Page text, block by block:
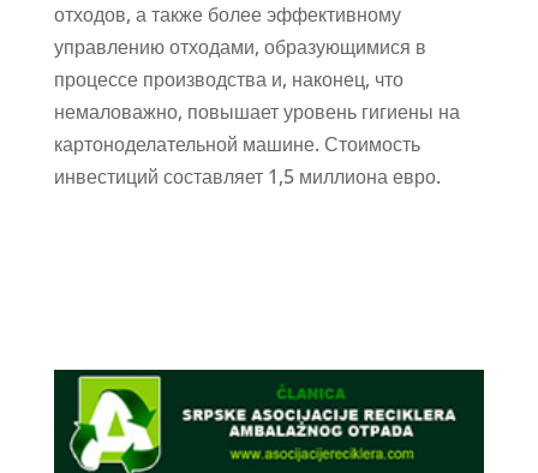
отходов, а также более эффективному
управлению отходами, образующимися в
процессе производства и, наконец, что
немаловажно, повышает уровень гигиены на
картоноделательной машине. Стоимость
инвестиций составляет 1,5 миллиона евро.